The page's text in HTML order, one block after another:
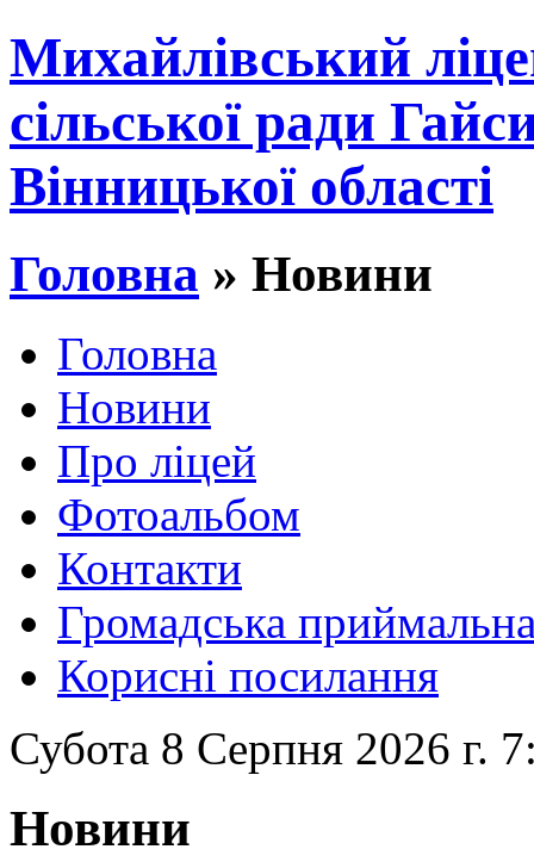
Михайлівський
сільської ради
Вінницької області
Головна » Новини
Головна
Новини
Про ліцей
Фотоальбом
Контакти
Громадська
Корисні посилання
Субота 8 Серпня 2026 г.
Новини